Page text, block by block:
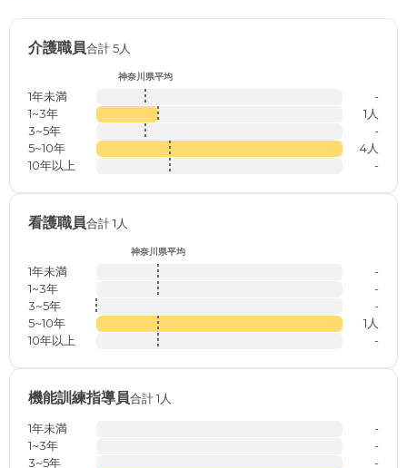
介護職員合計 5人
神奈川県平均
1年未満
-
1~3年
1人
3~5年
-
5~10年
4人
10年以上
-
看護職員合計 1人
神奈川県平均
1年未満
-
1~3年
-
3~5年
-
5~10年
1人
10年以上
-
機能訓練指導員合計 1人
1年未満
-
1~3年
-
3~5年
-